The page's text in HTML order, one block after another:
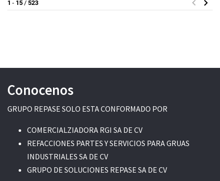
Conocenos
GRUPO REPASE SOLO ESTA CONFORMADO POR
COMERCIALZIADORA RGI SA DE CV
REFACCIONES PARTES Y SERVICIOS PARA GRUAS
INDUSTRIALES SA DE CV
GRUPO DE SOLUCIONES REPASE SA DE CV